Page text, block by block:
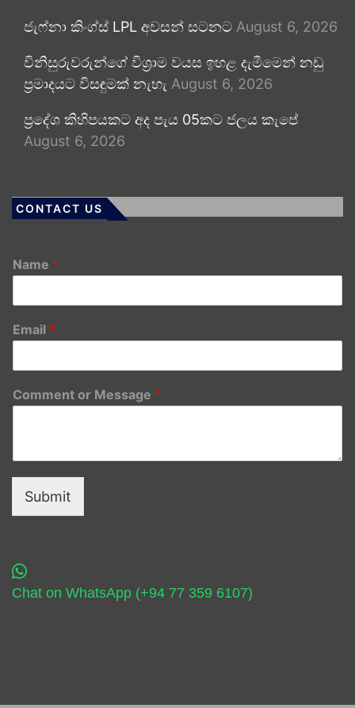
ජැෆ්නා කිංග්ස් LPL අවසන් සටනට August 6, 2026
විනිසුරුවරුන්ගේ විශ්‍රාම වයස ඉහළ දැමීමෙන් නඩු
ප්‍රමාදයට විසඳුමක් නැහැ August 6, 2026
ප්‍රදේශ කිහිපයකට අද පැය 05කට ජලය කැපේ
August 6, 2026
CONTACT US
Name *
Email *
Comment or Message *
Submit
Chat on WhatsApp (+94 77 359 6107)